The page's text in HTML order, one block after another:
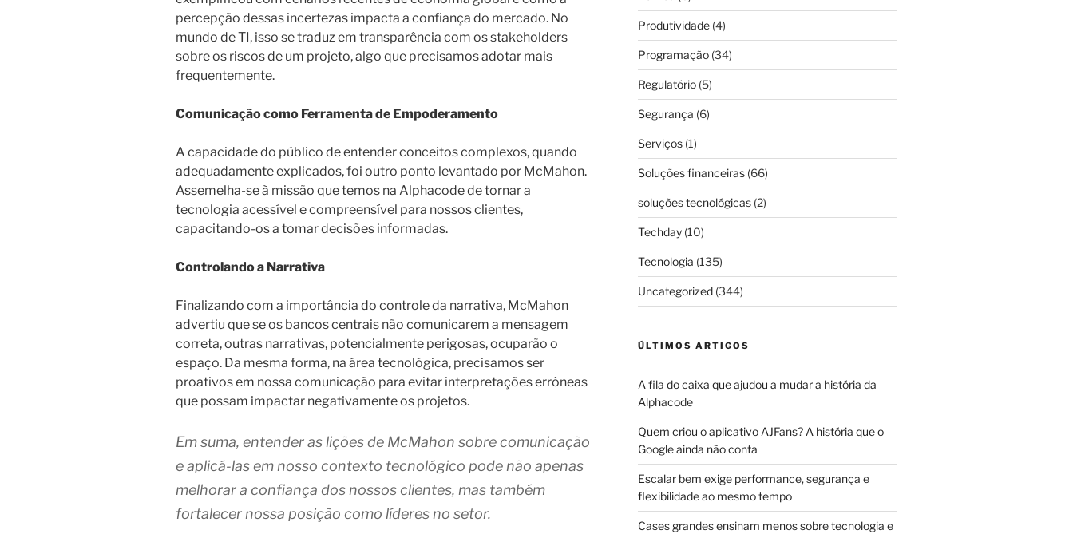
percepção dessas incertezas impacta a confiança do mercado. No
mundo de TI, isso se traduz em transparência com os stakeholders
sobre os riscos de um projeto, algo que precisamos adotar mais
frequentemente.
Comunicação como Ferramenta de Empoderamento
A capacidade do público de entender conceitos complexos, quando
adequadamente explicados, foi outro ponto levantado por McMahon.
Assemelha-se à missão que temos na Alphacode de tornar a
tecnologia acessível e compreensível para nossos clientes,
capacitando-os a tomar decisões informadas.
Controlando a Narrativa
Finalizando com a importância do controle da narrativa, McMahon
advertiu que se os bancos centrais não comunicarem a mensagem
correta, outras narrativas, potencialmente perigosas, ocuparão o
espaço. Da mesma forma, na área tecnológica, precisamos ser
proativos em nossa comunicação para evitar interpretações errôneas
que possam impactar negativamente os projetos.
Em suma, entender as lições de McMahon sobre comunicação
e aplicá-las em nosso contexto tecnológico pode não apenas
melhorar a confiança dos nossos clientes, mas também
fortalecer nossa posição como líderes no setor.
Produtividade(4)
Programação(34)
Regulatório(5)
Segurança (6)
Serviços(1)
Soluções financeiras(66)
soluções tecnológicas(2)
Techday(10)
Tecnologia (135)
Uncategorized(344)
ÚLTIMOS ARTIGOS
A fila do caixa que ajudou a mudar a história da
Alphacode
Quem criou o aplicativo AJFans? A história que o
Google ainda não conta
Escalar bem exige performance, segurança e
flexibilidade ao mesmo tempo
Cases grandes ensinam menos sobre tecnologia e